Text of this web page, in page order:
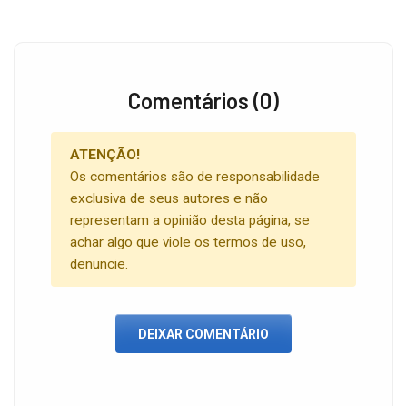
Comentários (0)
ATENÇÃO!
Os comentários são de responsabilidade
exclusiva de seus autores e não
representam a opinião desta página, se
achar algo que viole os termos de uso,
denuncie.
DEIXAR COMENTÁRIO